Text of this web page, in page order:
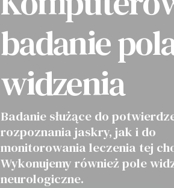
badanie
widzenia
Badanie służące do
rozpoznania jaskry, jak i do
monitorowania leczenia tej
Wykonujemy również pole
neurologiczne.